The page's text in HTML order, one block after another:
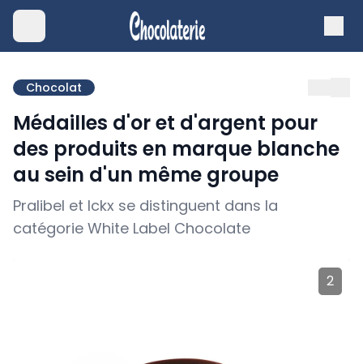
Chocolat
Médailles d'or et d'argent pour
des produits en marque blanche
au sein d'un même groupe
Pralibel et Ickx se distinguent dans la
catégorie White Label Chocolate
2